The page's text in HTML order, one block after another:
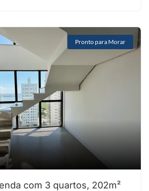
Pronto para Morar
com 3 quartos, 202m²